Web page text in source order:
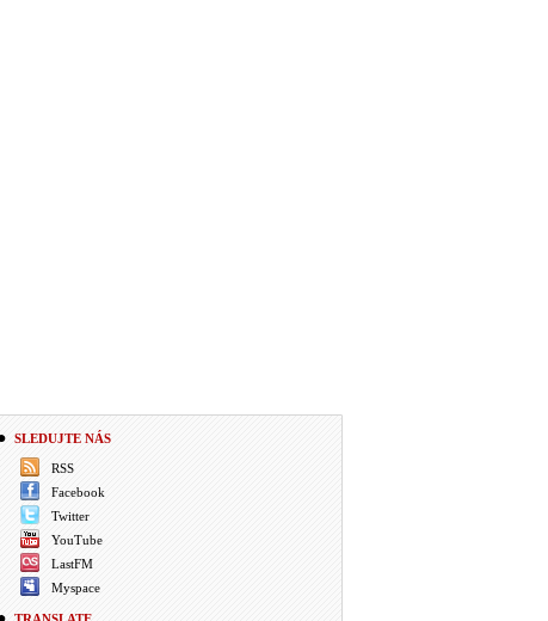
SLEDUJTE NÁS
RSS
Facebook
Twitter
YouTube
LastFM
Myspace